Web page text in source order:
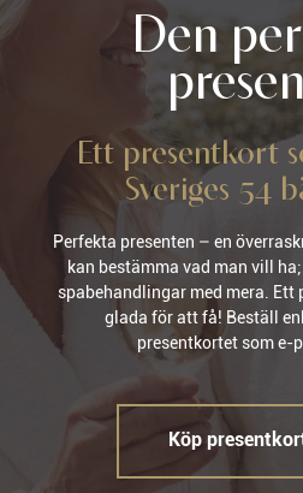
Den
Ett presentkort
Sveriges 54
Perfekta presenten – en
kan bestämma vad man vill
spabehandlingar med mera.
glada för att få! Beställ
presentkortet som e-
Köp